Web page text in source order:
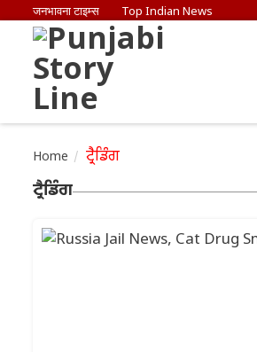
जनभावना टाइम्स Top Indian News
Home ਟ੍ਰੈਡਿੰਗ
ਟ੍ਰੈਡਿੰਗ